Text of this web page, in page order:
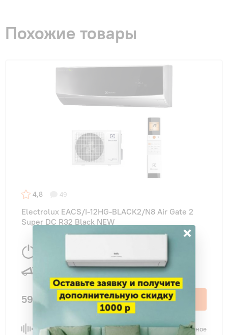
Похожие товары
4,8 49
Electrolux EACS/I-12HG-BLACK2/N8 Air Gate 2
Super DC R32 Black NEW
59 990 ₽ В корзину
Сравнить В избранное
×